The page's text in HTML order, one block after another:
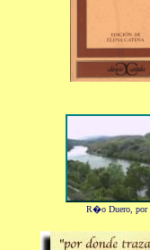
R�o Duero, por